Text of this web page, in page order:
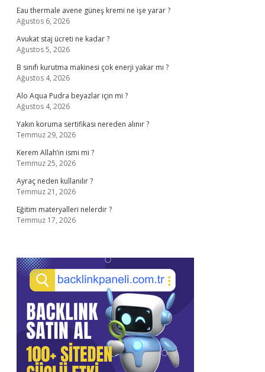
Eau thermale avene güneş kremi ne işe yarar ?
Ağustos 6, 2026
Avukat staj ücreti ne kadar ?
Ağustos 5, 2026
B sınıfı kurutma makinesi çok enerji yakar mı ?
Ağustos 4, 2026
Alo Aqua Pudra beyazlar için mi ?
Ağustos 4, 2026
Yakın koruma sertifikası nereden alınır ?
Temmuz 29, 2026
Kerem Allah’ın ismi mi ?
Temmuz 25, 2026
Ayraç neden kullanılır ?
Temmuz 21, 2026
Eğitim materyalleri nelerdir ?
Temmuz 17, 2026